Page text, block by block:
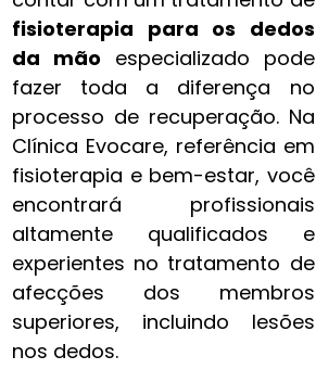
fisioterapia para os dedos
da mão​ especializado pode
fazer toda a diferença no
processo de recuperação. Na
Clínica Evocare, referência em
fisioterapia e bem-estar, você
encontrará profissionais
altamente qualificados e
experientes no tratamento de
afecções dos membros
superiores, incluindo lesões
nos dedos.